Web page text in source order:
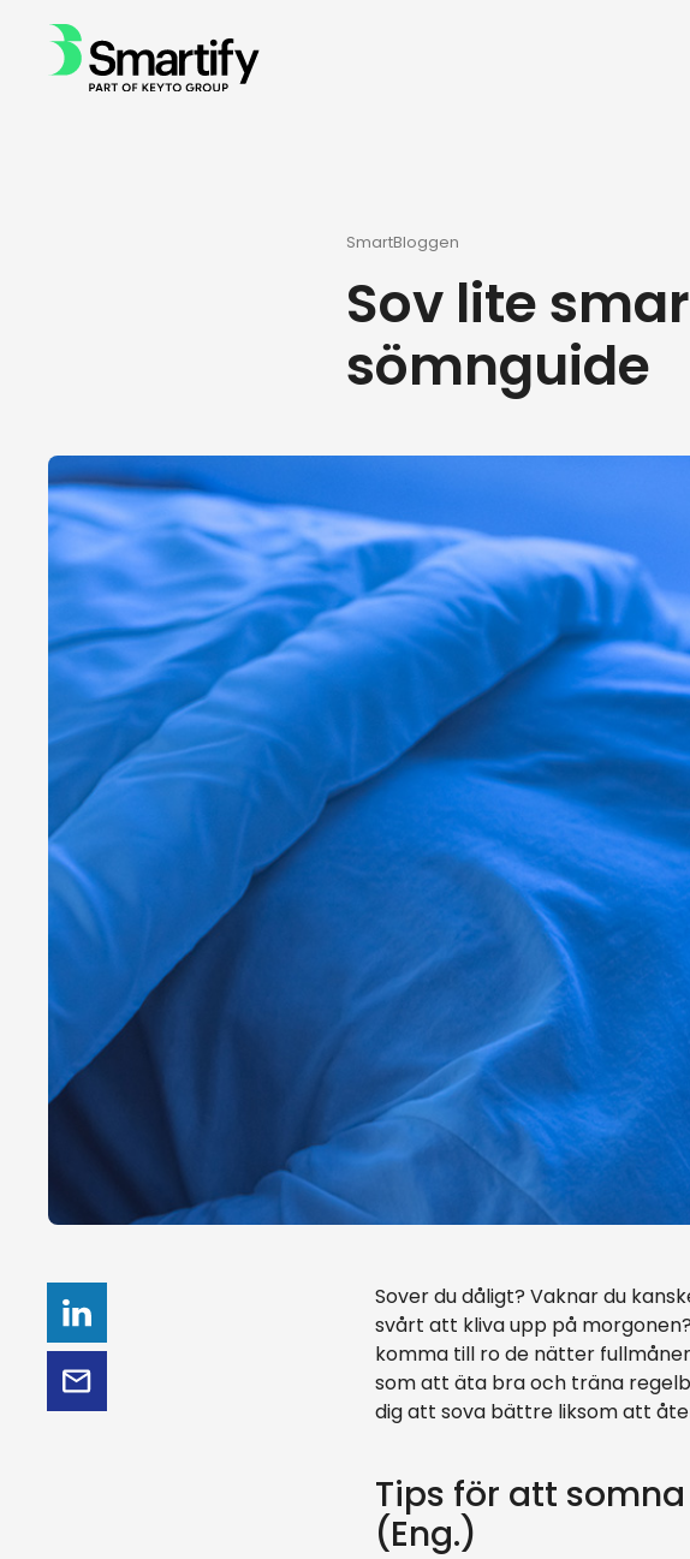
SmartBloggen
Sov lite
sömnguide
Sover du dåligt? Vaknar du
svårt att kliva upp på
komma till ro de nätter
som att äta bra och träna
dig att sova bättre liksom att
Tips för att
(Eng.)